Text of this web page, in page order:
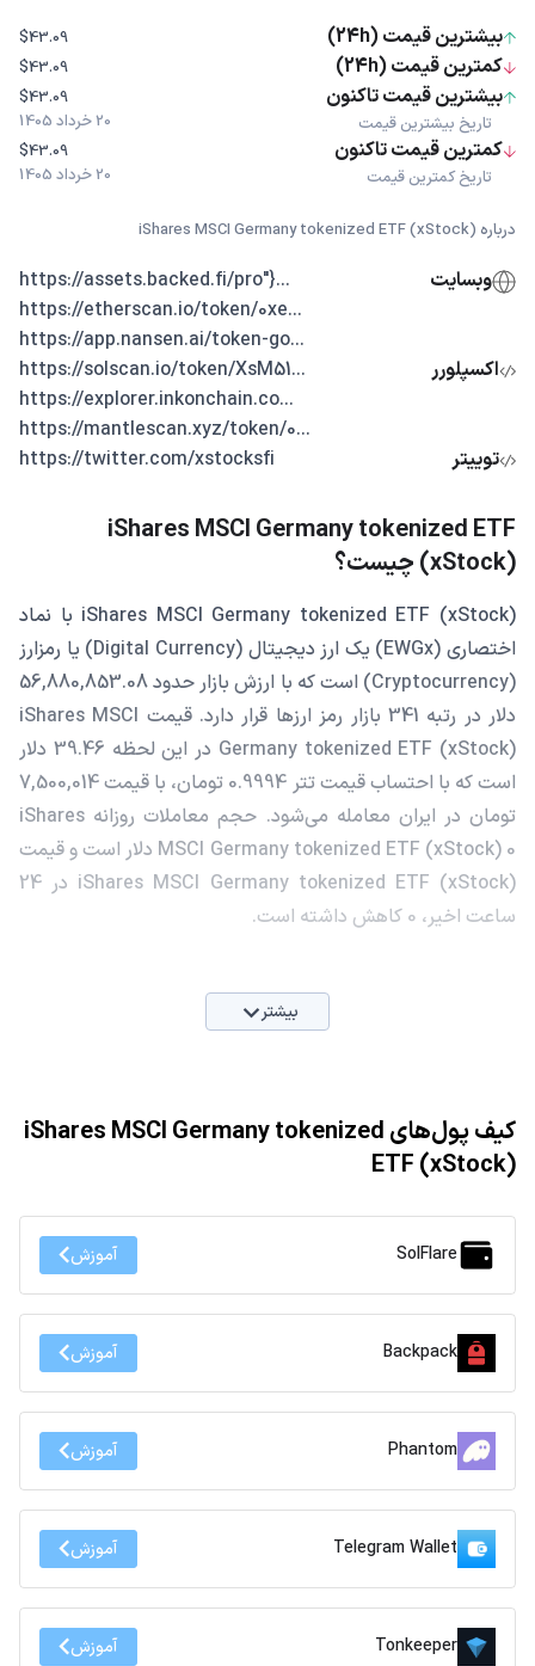
بیشترین قیمت (24h) $43.09
کمترین قیمت (24h) $43.09
بیشترین قیمت تاکنون
تاریخ بیشترین قیمت
$43.09
20 خرداد 1405
کمترین قیمت تاکنون
تاریخ کمترین قیمت
$43.09
20 خرداد 1405
درباره iShares MSCI Germany tokenized ETF (xStock)
وبسایت ...{"https://assets.backed.fi/pro
اکسپلورر
...https://etherscan.io/token/0xe
...https://app.nansen.ai/token-go
...https://solscan.io/token/XsM51
...https://explorer.inkonchain.co
...https://mantlescan.xyz/token/0
توییتر
https://twitter.com/xstocksfi
iShares MSCI Germany tokenized ETF
(xStock) چیست؟
iShares MSCI Germany tokenized ETF (xStock) با نماد
اختصاری (EWGx) یک ارز دیجیتال (Digital Currency) یا رمزارز
(Cryptocurrency) است که با ارزش بازار حدود 56,880,853.08
دلار در رتبه 341 بازار رمز ارزها قرار دارد. قیمت iShares MSCI
Germany tokenized ETF (xStock) در این لحظه 39.46 دلار
است که با احتساب قیمت تتر 0.9994 تومان، با قیمت 7,500,014
تومان در ایران معامله می‌شود. حجم معاملات روزانه iShares
MSCI Germany tokenized ETF (xStock) 0 دلار است و قیمت
iShares MSCI Germany tokenized ETF (xStock) در 24
ساعت اخیر، 0 کاهش داشته است.
بیشتر
کیف پول‌های iShares MSCI Germany tokenized
ETF (xStock)
SolFlare آموزش
Backpack آموزش
Phantom آموزش
Telegram Wallet آموزش
Tonkeeper آموزش